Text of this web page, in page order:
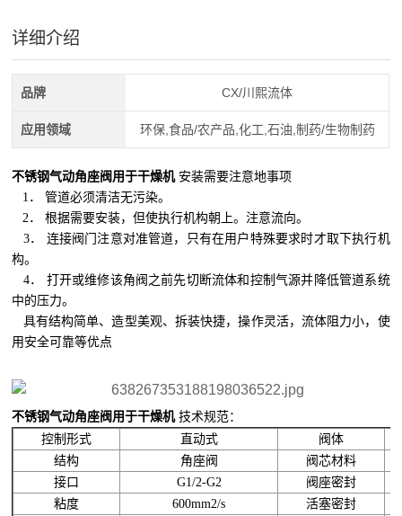
详细介绍
品牌 CX/川熙流体
应用领域 环保,食品/农产品,化工,石油,制药/生物制药
不锈钢气动角座阀用于干燥机安装需要注意地事项
1． 管道必须清洁无污染。
2． 根据需要安装，但使执行机构朝上。注意流向。
3． 连接阀门注意对准管道，只有在用户特殊要求时才取下执行机
构。
4． 打开或维修该角阀之前先切断流体和控制气源并降低管道系统
中的压力。
具有结构简单、造型美观、拆装快捷，操作灵活，流体阻力小，使
用安全可靠等优点
不锈钢气动角座阀用于干燥机技术规范：
控制形式
直动式
阀体
结构
角座阀
阀芯材料
接口
G1/2-G2
阀座密封
粘度
600mm2/s 活塞密封